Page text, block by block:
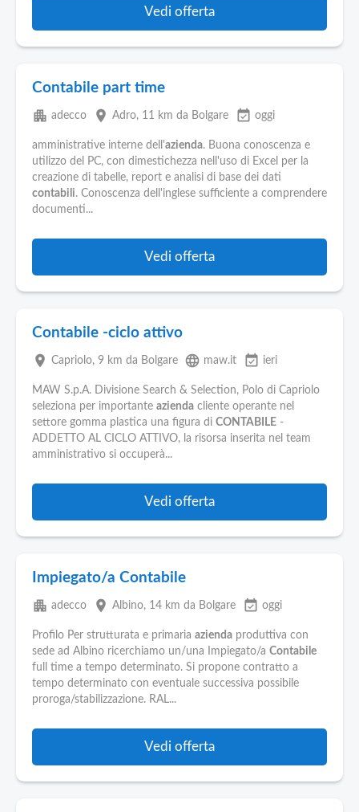
Vedi offerta
Contabile part time
apartment adecco place Adro, 11 km da Bolgare event_available oggi
amministrative interne dell'azienda. Buona conoscenza e
utilizzo del PC, con dimestichezza nell'uso di Excel per la
creazione di tabelle, report e analisi di base dei dati
contabili. Conoscenza dell'inglese sufficiente a comprendere
documenti...
Vedi offerta
Contabile -ciclo attivo
place Capriolo, 9 km da Bolgare language maw.it event_available ieri
MAW S.p.A. Divisione Search & Selection, Polo di Capriolo
seleziona per importante azienda cliente operante nel
settore gomma plastica una figura di CONTABILE -
ADDETTO AL CICLO ATTIVO, la risorsa inserita nel team
amministrativo si occuperà...
Vedi offerta
Impiegato/a Contabile
apartment adecco place Albino, 14 km da Bolgare event_available oggi
Profilo Per strutturata e primaria azienda produttiva con
sede ad Albino ricerchiamo un/una Impiegato/a Contabile
full time a tempo determinato. Si propone contratto a
tempo determinato con eventuale successiva possibile
proroga/stabilizzazione. RAL...
Vedi offerta